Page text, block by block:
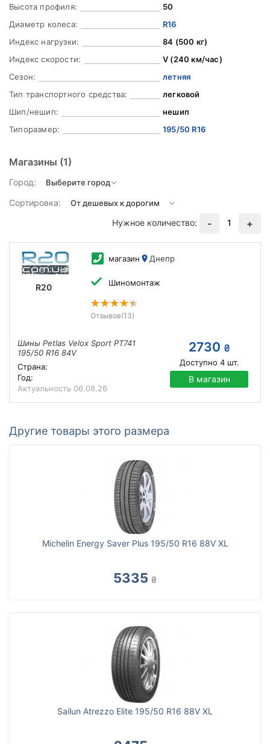
Высота профиля:
50
Диаметр колеса:
R16
Индекс нагрузки:
84 (500 кг)
Индекс скорости:
V (240 км/час)
Сезон:
летняя
Тип транспортного средства:
легковой
Шип/нешип:
нешип
Типоразмер:
195/50 R16
Магазины (1)
Город:
Сортировка:
Нужное количество:
- 1 +
R20
магазин Днепр
Шиномонтаж
Отзывов(13)
Шины Petlas Velox Sport PT741
195/50 R16 84V
Страна:
Год:
Актуальность 06.08.26
2730 ₴
Доступно 4шт.
В магазин
Другие товары этого размера
Michelin Energy Saver Plus 195/50 R16 88V XL
5335 ₴
Sailun Atrezzo Elite 195/50 R16 88V XL